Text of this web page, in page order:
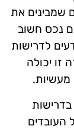
שמבינים את
נכס חשוב
לדרישות
זו יכולה
מעשיות.
העובדים